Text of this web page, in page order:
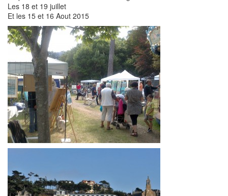
Les 18 et 19 juillet
Et les 15 et 16 Aout 2015